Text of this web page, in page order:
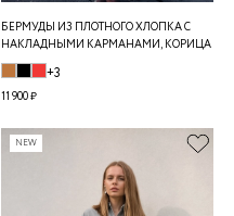
БЕРМУДЫ ИЗ ПЛОТНОГО ХЛОПКА С
НАКЛАДНЫМИ КАРМАНАМИ, КОРИЦА
+3
11 900 ₽
NEW